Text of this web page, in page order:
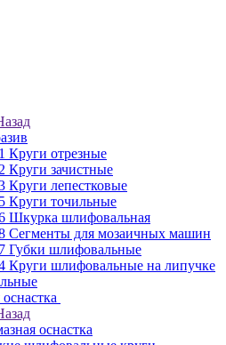
Круги отрезные
Круги зачистные
Круги лепестковые
Круги точильные
Шкурка шлифовальная
Сегменты для мозаичных машин
Губки шлифовальные
Круги шлифовальные на липучке
оснастка